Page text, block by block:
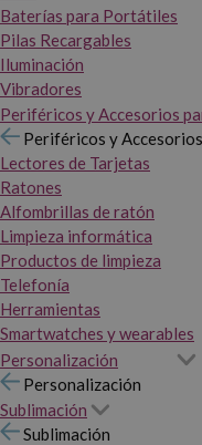
Baterías para Portátiles
Pilas Recargables
Iluminación
Vibradores
Periféricos y Accesorios
Periféricos y
Lectores de Tarjetas
Ratones
Alfombrillas de ratón
Limpieza informática
Productos de limpieza
Telefonía
Herramientas
Smartwatches y wearables
Personalización
Personalización
Sublimación
Sublimación